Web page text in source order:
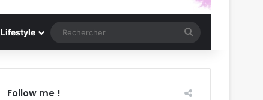
Lifestyle
Follow me !